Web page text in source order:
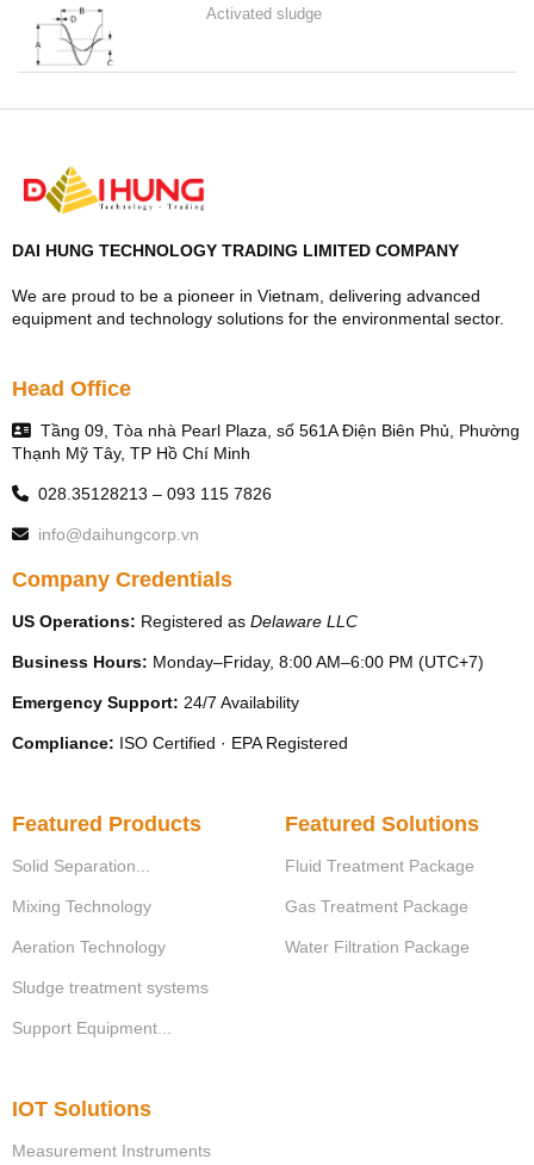
Activated sludge
DAI HUNG TECHNOLOGY TRADING LIMITED COMPANY
We are proud to be a pioneer in Vietnam, delivering advanced
equipment and technology solutions for the environmental sector.
Head Office
Tầng 09, Tòa nhà Pearl Plaza, số 561A Điện Biên Phủ, Phường
Thạnh Mỹ Tây, TP Hồ Chí Minh
028.35128213 – 093 115 7826
info@daihungcorp.vn
Company Credentials
US Operations: Registered as Delaware LLC
Business Hours: Monday–Friday, 8:00 AM–6:00 PM (UTC+7)
Emergency Support: 24/7 Availability
Compliance: ISO Certified · EPA Registered
Featured Products
Solid Separation...
Mixing Technology
Aeration Technology
Sludge treatment systems
Support Equipment...
Featured Solutions
Fluid Treatment Package
Gas Treatment Package
Water Filtration Package
IOT Solutions
Measurement Instruments